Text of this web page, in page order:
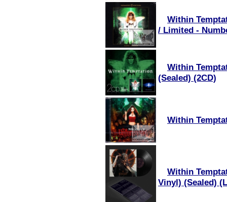
Within
/ Limited -
Within
(Sealed) (2CD)
Within
Within
Vinyl) (Sealed)